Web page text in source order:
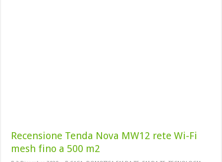
Recensione Tenda Nova MW12 rete Wi-Fi
mesh fino a 500 m2